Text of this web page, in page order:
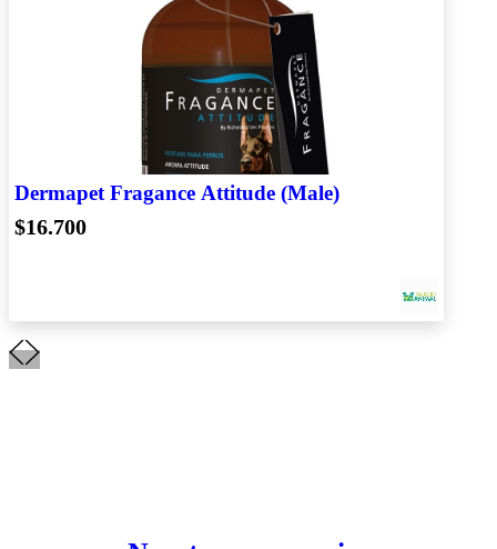
Dermapet Fragance Attitude (Male)
$16.700